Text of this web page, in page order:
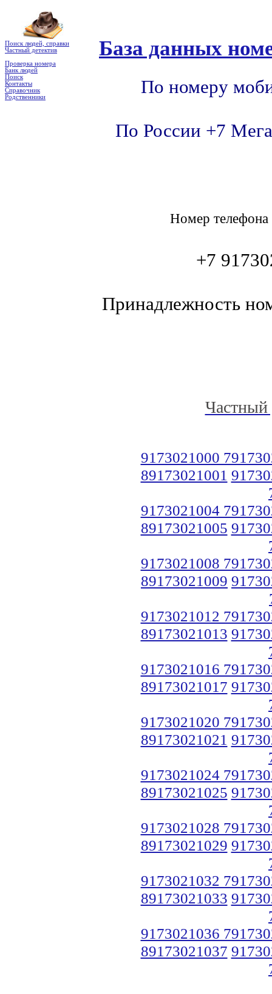
Поиск людей, справки
Частный детектив
Проверка номера
Банк людей
Поиск
Контакты
Справочник
Родственники
База данных
По номеру
По России +7
Номер
+7
Принадлежность
Частный
9173021000
89173021001
9173021004
89173021005
9173021008
89173021009
9173021012
89173021013
9173021016
89173021017
9173021020
89173021021
9173021024
89173021025
9173021028
89173021029
9173021032
89173021033
9173021036
89173021037